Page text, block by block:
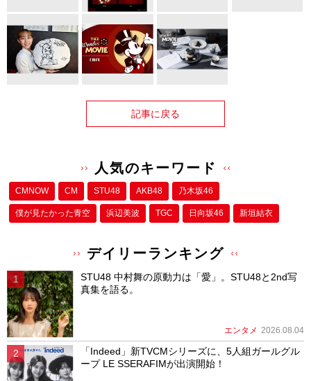
記事に戻る
人気のキーワード
CMNOW CM STU48 AKB48 乃木坂46
僕が⾒たかった⻘空 浜辺美波 TGC 日向坂46 新垣結衣
デイリーランキング
STU48 中村舞の原動力は「愛」。STU48と2nd写
真集を語る。
エンタメ 2026.08.04
「Indeed」新TVCMシリーズに、5人組ガールグル
ープ LE SSERAFIMが出演開始！